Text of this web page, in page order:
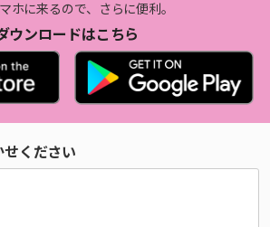
ホに来るので、さらに便利。
ウンロードはこちら
ください